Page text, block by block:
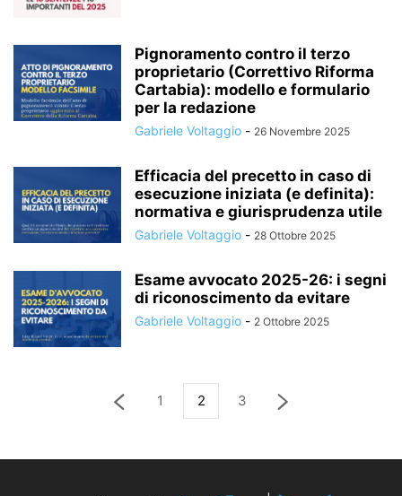
Pignoramento contro il terzo
proprietario (Correttivo Riforma
Cartabia): modello e formulario
per la redazione
Gabriele Voltaggio - 26 Novembre 2025
Efficacia del precetto in caso di
esecuzione iniziata (e definita):
normativa e giurisprudenza utile
Gabriele Voltaggio - 28 Ottobre 2025
Esame avvocato 2025-26: i segni
di riconoscimento da evitare
Gabriele Voltaggio - 2 Ottobre 2025
1 2 3